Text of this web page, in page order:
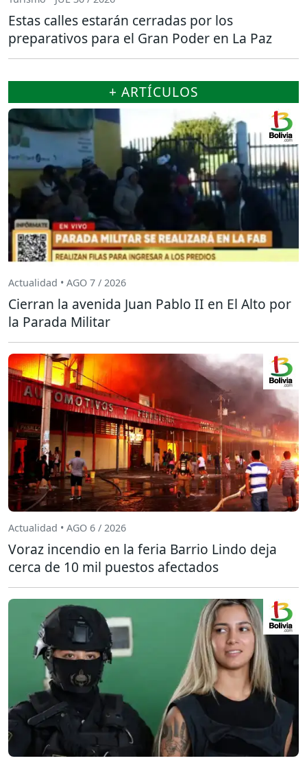
Estas calles estarán cerradas por los
preparativos para el Gran Poder en La Paz
+ ARTÍCULOS
Actualidad • AGO 7 / 2026
Cierran la avenida Juan Pablo II en El Alto por
la Parada Militar
Actualidad • AGO 6 / 2026
Voraz incendio en la feria Barrio Lindo deja
cerca de 10 mil puestos afectados